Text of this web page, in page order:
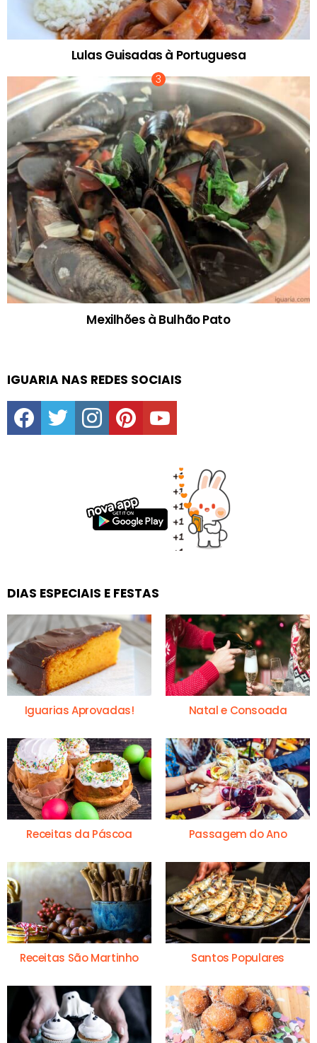
Lulas Guisadas à Portuguesa
Mexilhões à Bulhão Pato
IGUARIA NAS REDES SOCIAIS
facebooktwitter instagrampinterestyoutube
DIAS ESPECIAIS E FESTAS
Iguarias Aprovadas! Natal e Consoada
Receitas da Páscoa Passagem do Ano
Receitas São Martinho Santos Populares